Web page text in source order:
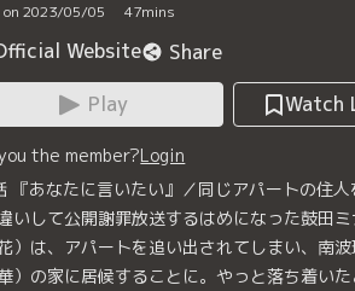
2023/05/05 47mins
Website
Share
Play
Watch
the member?Login
『あなたに言いたい』／同じアパートの住
いして公開謝罪放送するはめになった鼓田
）は、アパートを追い出されてしまい、南
）の家に居候することに。やっと落ち着い